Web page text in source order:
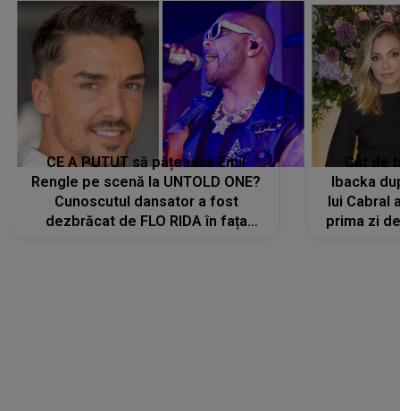
CE A PUTUT să pățească Emil
Rengle pe scenă la UNTOLD ONE?
Cunoscutul dansator a fost
dezbrăcat de FLO RIDA în fața
Cât de
Ibacka
lui Cabral
prima zi